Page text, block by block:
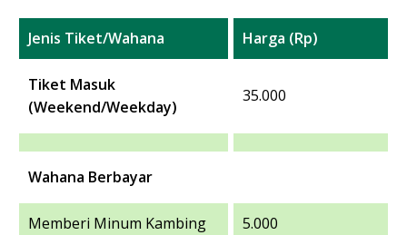
Jenis Tiket/Wahana Harga (Rp)
Tiket Masuk
(Weekend/Weekday)
35.000
Wahana Berbayar
Memberi Minum Kambing 5.000